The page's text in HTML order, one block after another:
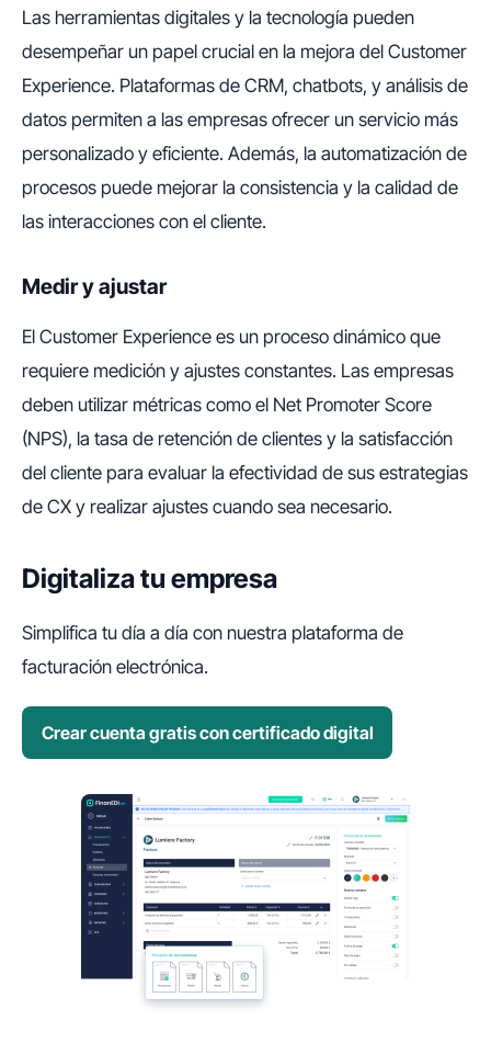
Las herramientas digitales y la tecnología pueden
desempeñar un papel crucial en la mejora del Customer
Experience. Plataformas de CRM, chatbots, y análisis de
datos permiten a las empresas ofrecer un servicio más
personalizado y eficiente. Además, la automatización de
procesos puede mejorar la consistencia y la calidad de
las interacciones con el cliente.
Medir y ajustar
El Customer Experience es un proceso dinámico que
requiere medición y ajustes constantes. Las empresas
deben utilizar métricas como el Net Promoter Score
(NPS), la tasa de retención de clientes y la satisfacción
del cliente para evaluar la efectividad de sus estrategias
de CX y realizar ajustes cuando sea necesario.
Digitaliza tu empresa
Simplifica tu día a día con nuestra plataforma de
facturación electrónica.
Crear cuenta gratis con certificado digital